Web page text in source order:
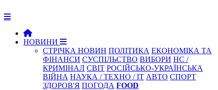
НОВИНИ
СТРІЧКА НОВИН ПОЛІТИКА ЕКОНОМІКА ТА
ФІНАНСИ СУСПІЛЬСТВО ВИБОРИ НС /
КРИМІНАЛ СВІТ РОСІЙСЬКО-УКРАЇНСЬКА
ВІЙНА НАУКА / ТЕХНО / IT АВТО СПОРТ
ЗДОРОВ'Я ПОГОДА FOOD